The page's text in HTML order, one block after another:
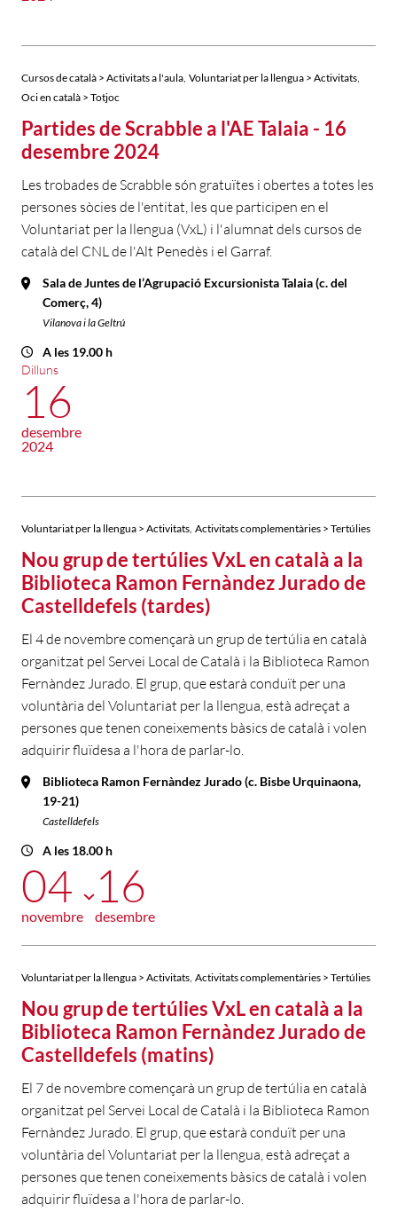
Cursos de català > Activitats a l'aula Voluntariat per la llengua > Activitats
Oci en català > Totjoc
Partides de Scrabble a l'AE Talaia - 16
desembre 2024
Les trobades de Scrabble són gratuïtes i obertes a totes les
persones sòcies de l'entitat, les que participen en el
Voluntariat per la llengua (VxL) i l'alumnat dels cursos de
català del CNL de l'Alt Penedès i el Garraf.
Sala de Juntes de l’Agrupació Excursionista Talaia (c. del
Comerç, 4)
Vilanova i la Geltrú
A les 19.00 h
Dilluns
16
desembre
2024
Voluntariat per la llengua > Activitats Activitats complementàries > Tertúlies
Nou grup de tertúlies VxL en català a la
Biblioteca Ramon Fernàndez Jurado de
Castelldefels (tardes)
El 4 de novembre començarà un grup de tertúlia en català
organitzat pel Servei Local de Català i la Biblioteca Ramon
Fernàndez Jurado. El grup, que estarà conduït per una
voluntària del Voluntariat per la llengua, està adreçat a
persones que tenen coneixements bàsics de català i volen
adquirir fluïdesa a l'hora de parlar-lo.
Biblioteca Ramon Fernàndez Jurado (c. Bisbe Urquinaona,
19-21)
Castelldefels
A les 18.00 h
04
novembre
16
desembre
Voluntariat per la llengua > Activitats Activitats complementàries > Tertúlies
Nou grup de tertúlies VxL en català a la
Biblioteca Ramon Fernàndez Jurado de
Castelldefels (matins)
El 7 de novembre començarà un grup de tertúlia en català
organitzat pel Servei Local de Català i la Biblioteca Ramon
Fernàndez Jurado. El grup, que estarà conduït per una
voluntària del Voluntariat per la llengua, està adreçat a
persones que tenen coneixements bàsics de català i volen
adquirir fluïdesa a l'hora de parlar-lo.